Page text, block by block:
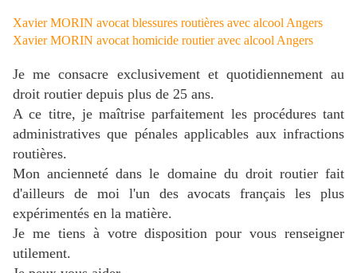
Xavier MORIN avocat blessures routières avec alcool Angers
Xavier MORIN avocat homicide routier avec alcool Angers
Je me consacre exclusivement et quotidiennement au
droit routier depuis plus de 25 ans.
A ce titre, je maîtrise parfaitement les procédures tant
administratives que pénales applicables aux infractions
routières.
Mon ancienneté dans le domaine du droit routier fait
d'ailleurs de moi l'un des avocats français les plus
expérimentés en la matière.
Je me tiens à votre disposition pour vous renseigner
utilement.